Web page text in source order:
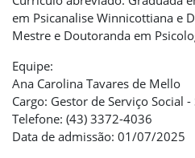
em Psicanalise Winnicottiana e
Mestre e Doutoranda em
Equipe:
Ana Carolina Tavares de Mello
Cargo: Gestor de Serviço Social
Telefone: (43) 3372-4036
Data de admissão: 01/07/2025